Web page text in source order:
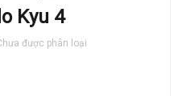
Kyu 4
được phân loại